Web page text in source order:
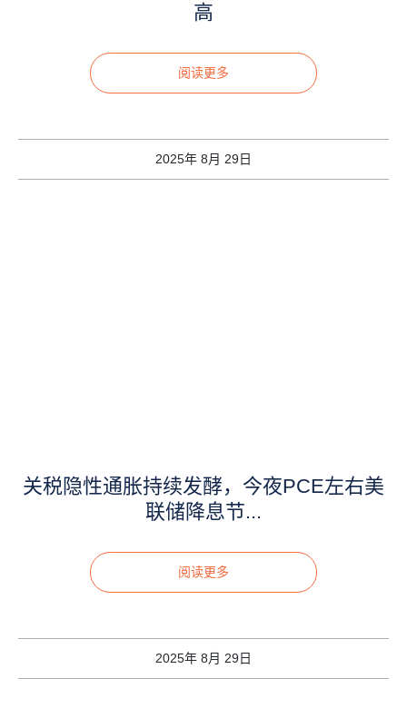
高
阅读更多
2025年 8月 29日
关税隐性通胀持续发酵，今夜PCE左右美
联储降息节...
阅读更多
2025年 8月 29日